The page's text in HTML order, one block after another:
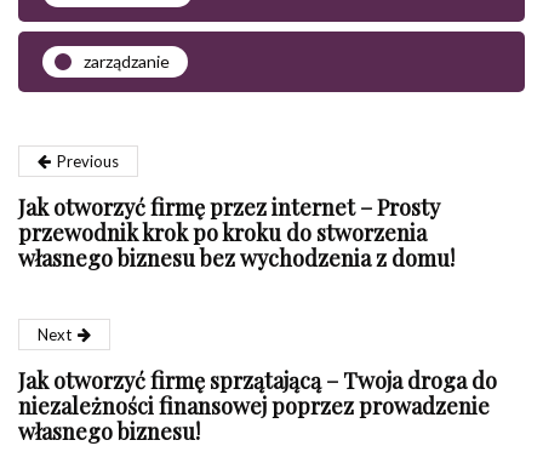
zarządzanie
Previous
Jak otworzyć firmę przez internet – Prosty
przewodnik krok po kroku do stworzenia
własnego biznesu bez wychodzenia z domu!
Next
Jak otworzyć firmę sprzątającą – Twoja droga do
niezależności finansowej poprzez prowadzenie
własnego biznesu!